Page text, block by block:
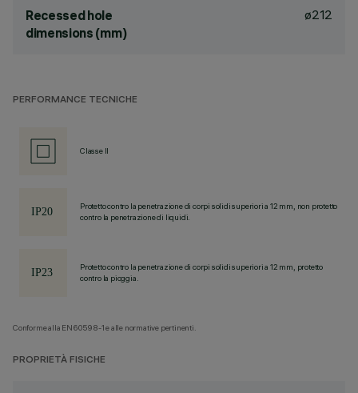
Recessed hole
dimensions (mm)
ø212
PERFORMANCE TECNICHE
Classe II
Protetto contro la penetrazione di corpi solidi superiori a 12 mm, non protetto
contro la penetrazione di liquidi.
Protetto contro la penetrazione di corpi solidi superiori a 12 mm, protetto
contro la pioggia.
Conforme alla EN60598-1 e alle normative pertinenti.
PROPRIETÀ FISICHE